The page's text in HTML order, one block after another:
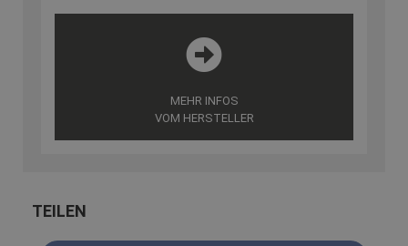
MEHR INFOS
VOM HERSTELLER
TEILEN